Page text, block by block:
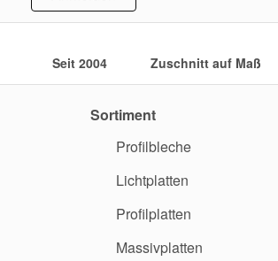
Seit 2004 Zuschnitt auf Maß
Sortiment
Profilbleche
Lichtplatten
Profilplatten
Massivplatten